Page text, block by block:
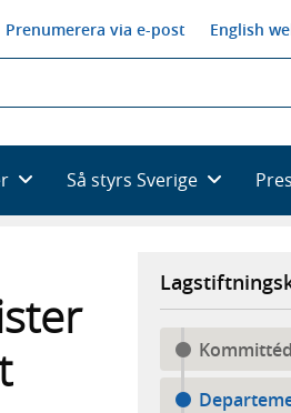
Prenumerera via e-post English
Så styrs Sverige